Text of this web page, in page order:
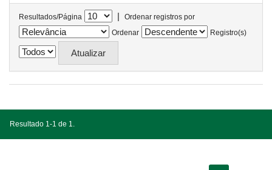
Resultados/Página |
Ordenar registros por
Ordenar
Registro(s)
Resultado 1-1 de 1.